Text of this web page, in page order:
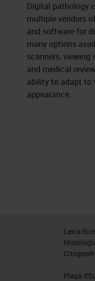
Digital pathology
multiple vendors
and software for
many options
scanners, viewing
and medical
ability to adapt to
appearance.
Leica
Plaça